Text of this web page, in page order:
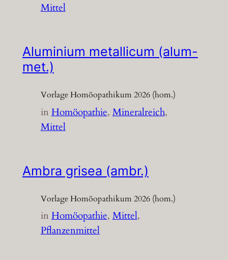
Mittel
Aluminium metallicum (alum-
met.)
Vorlage Homöopathikum 2026 (hom.)
inHomöopathie, Mineralreich
Mittel
Ambra grisea (ambr.)
Vorlage Homöopathikum 2026 (hom.)
inHomöopathie, Mittel
Pflanzenmittel